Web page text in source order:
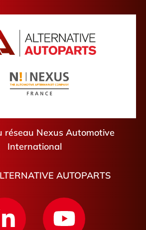
réseau Nexus Automotive
International
AUTOPARTS